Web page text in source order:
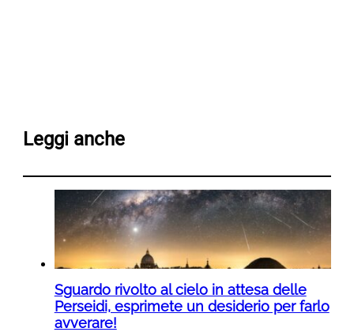
Leggi anche
Sguardo rivolto al cielo in attesa delle
Perseidi, esprimete un desiderio per farlo
avverare!